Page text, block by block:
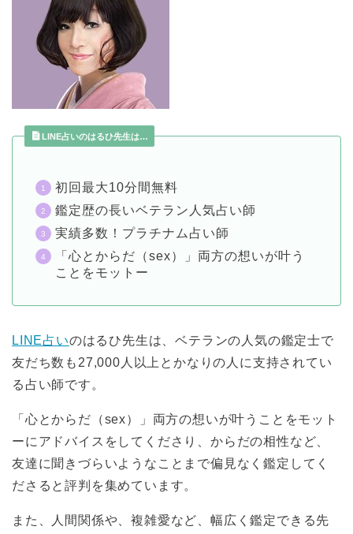
LINE占いのはるひ先生は…
初回最大10分間無料
鑑定歴の長いベテラン人気占い師
実績多数！プラチナム占い師
「心とからだ（sex）」両方の想いが叶う
ことをモットー
LINE占いのはるひ先生は、ベテランの人気の鑑定士で
友だち数も27,000人以上とかなりの人に支持されてい
る占い師です。
「心とからだ（sex）」両方の想いが叶うことをモット
ーにアドバイスをしてくださり、からだの相性など、
友達に聞きづらいようなことまで偏見なく鑑定してく
ださると評判を集めています。
また、人間関係や、複雑愛など、幅広く鑑定できる先